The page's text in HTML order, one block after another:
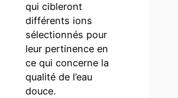
qui cibleront
différents ions
sélectionnés pour
leur pertinence en
ce qui concerne la
qualité de l’eau
douce.